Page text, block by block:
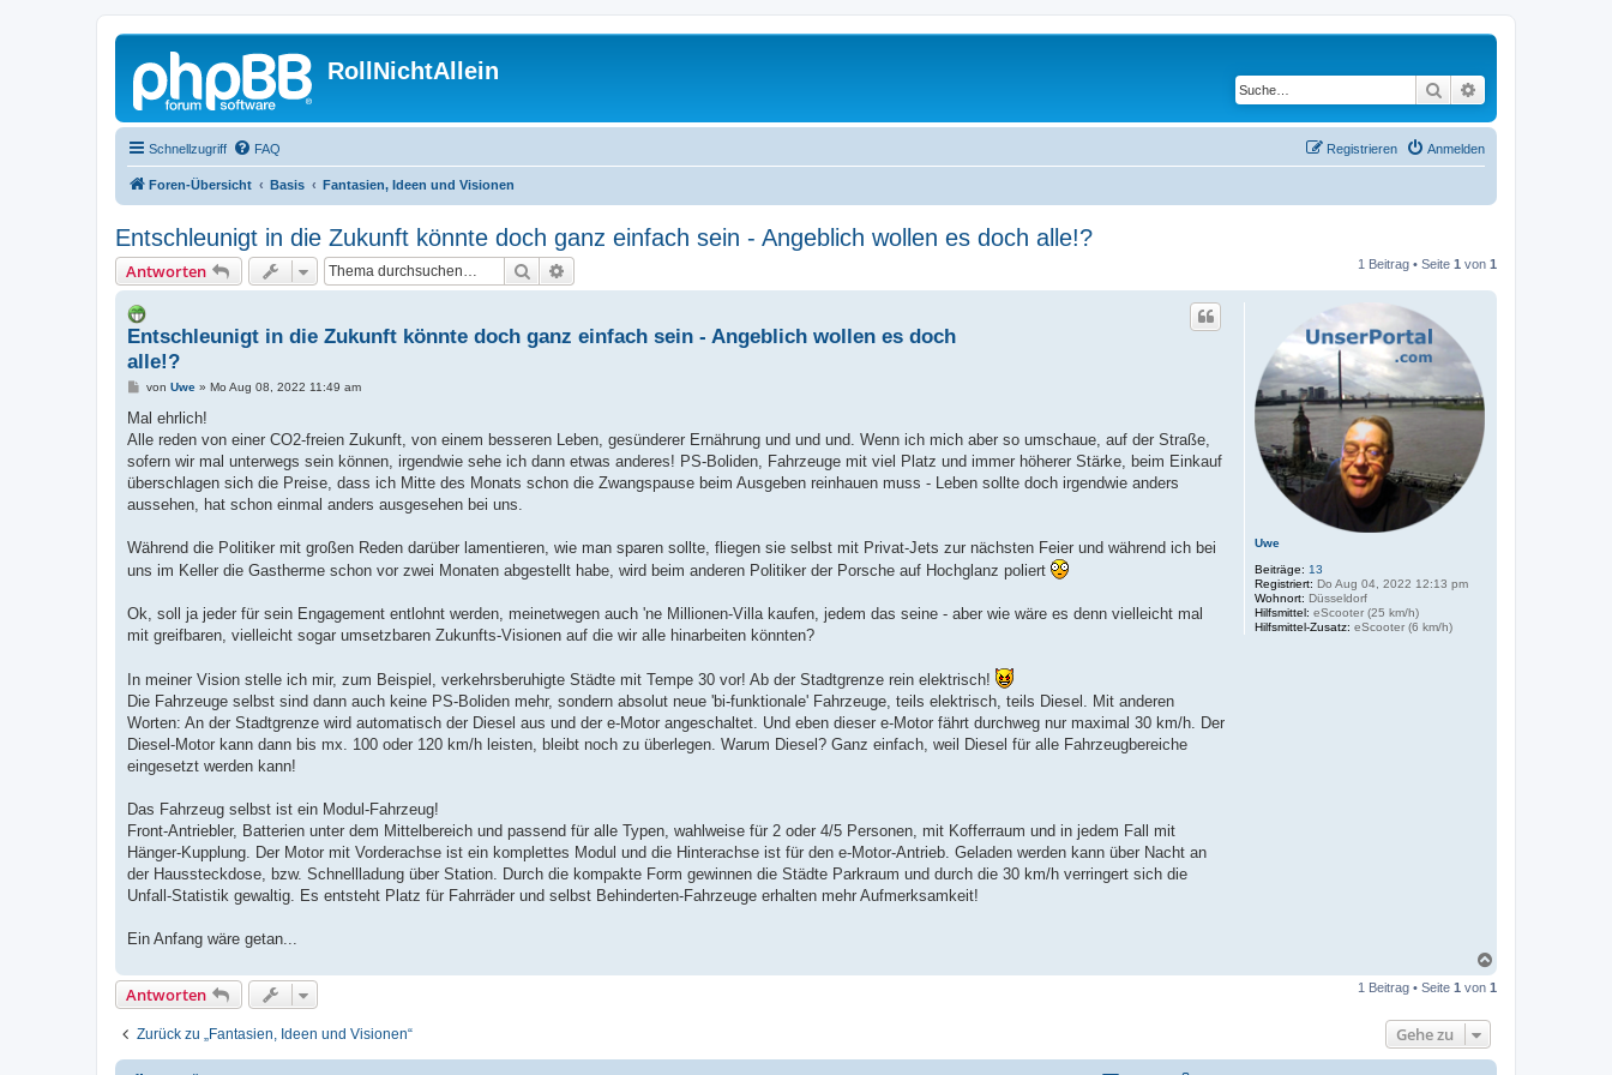
RollNichtAllein
Suche
Schnellzugriff FAQ Anmelden
Registrieren
Foren-Übersicht Basis Fantasien, Ideen und Visionen
Entschleunigt in die Zukunft könnte doch ganz einfach sein - Angeblich wollen es doch alle!?
Antworten Suche 1 Beitrag • Seite 1 von 1
Uwe
Beiträge: 13
Registriert: Do Aug 04, 2022 12:13 pm
Wohnort: Düsseldorf
Hilfsmittel: eScooter (25 km/h)
Hilfsmittel-Zusatz: eScooter (6 km/h)
Entschleunigt in die Zukunft könnte doch ganz einfach sein - Angeblich wollen es doch
alle!?
B
i
r
a
von Uwe» Mo Aug 08, 2022 11:49 am
Mal ehrlich!
Alle reden von einer CO2-freien Zukunft, von einem besseren Leben, gesünderer Ernährung und und und. Wenn ich mich aber so umschaue, auf der Straße,
sofern wir mal unterwegs sein können, irgendwie sehe ich dann etwas anderes! PS-Boliden, Fahrzeuge mit viel Platz und immer höherer Stärke, beim Einkauf
überschlagen sich die Preise, dass ich Mitte des Monats schon die Zwangspause beim Ausgeben reinhauen muss - Leben sollte doch irgendwie anders
aussehen, hat schon einmal anders ausgesehen bei uns.
Während die Politiker mit großen Reden darüber lamentieren, wie man sparen sollte, fliegen sie selbst mit Privat-Jets zur nächsten Feier und während ich bei
uns im Keller die Gastherme schon vor zwei Monaten abgestellt habe, wird beim anderen Politiker der Porsche auf Hochglanz poliert
Ok, soll ja jeder für sein Engagement entlohnt werden, meinetwegen auch 'ne Millionen-Villa kaufen, jedem das seine - aber wie wäre es denn vielleicht mal
mit greifbaren, vielleicht sogar umsetzbaren Zukunfts-Visionen auf die wir alle hinarbeiten könnten?
In meiner Vision stelle ich mir, zum Beispiel, verkehrsberuhigte Städte mit Tempe 30 vor! Ab der Stadtgrenze rein elektrisch!
Die Fahrzeuge selbst sind dann auch keine PS-Boliden mehr, sondern absolut neue 'bi-funktionale' Fahrzeuge, teils elektrisch, teils Diesel. Mit anderen
Worten: An der Stadtgrenze wird automatisch der Diesel aus und der e-Motor angeschaltet. Und eben dieser e-Motor fährt durchweg nur maximal 30 km/h. Der
Diesel-Motor kann dann bis mx. 100 oder 120 km/h leisten, bleibt noch zu überlegen. Warum Diesel? Ganz einfach, weil Diesel für alle Fahrzeugbereiche
eingesetzt werden kann!
Das Fahrzeug selbst ist ein Modul-Fahrzeug!
Front-Antriebler, Batterien unter dem Mittelbereich und passend für alle Typen, wahlweise für 2 oder 4/5 Personen, mit Kofferraum und in jedem Fall mit
Hänger-Kupplung. Der Motor mit Vorderachse ist ein komplettes Modul und die Hinterachse ist für den e-Motor-Antrieb. Geladen werden kann über Nacht an
der Haussteckdose, bzw. Schnellladung über Station. Durch die kompakte Form gewinnen die Städte Parkraum und durch die 30 km/h verringert sich die
Unfall-Statistik gewaltig. Es entsteht Platz für Fahrräder und selbst Behinderten-Fahrzeuge erhalten mehr Aufmerksamkeit!
Ein Anfang wäre getan...
c
Antworten 1 Beitrag • Seite 1 von 1
Zurück zu „Fantasien, Ideen und Visionen“ Gehe zu